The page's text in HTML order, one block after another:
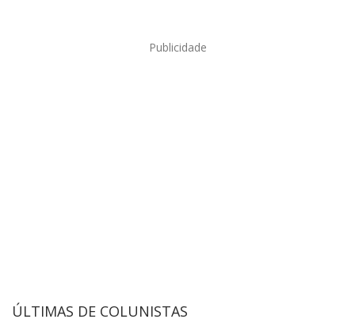
Publicidade
ÚLTIMAS DE COLUNISTAS